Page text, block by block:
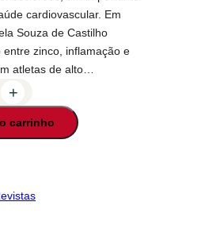
cardiovascular. Em
Souza de Castilho
zinco, inflamação e
atletas de alto…
+
carrinho